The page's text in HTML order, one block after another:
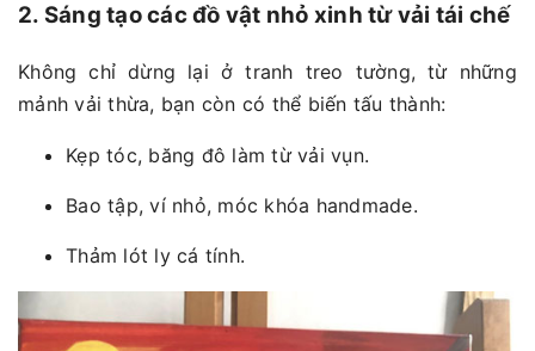
2. Sáng tạo các đồ vật nhỏ xinh từ vải tái chế
Không chỉ dừng lại ở tranh treo tường, từ những
mảnh vải thừa, bạn còn có thể biến tấu thành:
Kẹp tóc, băng đô làm từ vải vụn.
Bao tập, ví nhỏ, móc khóa handmade.
Thảm lót ly cá tính.